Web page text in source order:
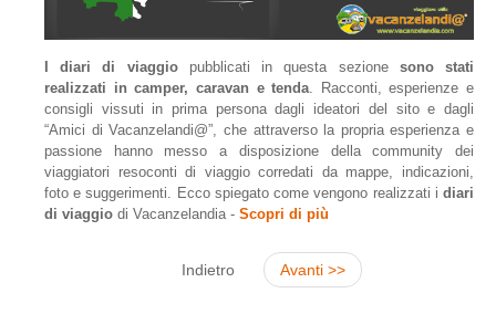
I diari di viaggiopubblicati in questa sezione sono stati
realizzati in camper, caravan e tenda. Racconti, esperienze e
consigli vissuti in prima persona dagli ideatori del sito e dagli
“Amici di Vacanzelandi@”, che attraverso la propria esperienza e
passione hanno messo a disposizione della community dei
viaggiatori resoconti di viaggio corredati da mappe, indicazioni,
foto e suggerimenti. Ecco spiegato come vengono realizzati i diari
di viaggio di Vacanzelandia - Scopri di più
Indietro Avanti >>